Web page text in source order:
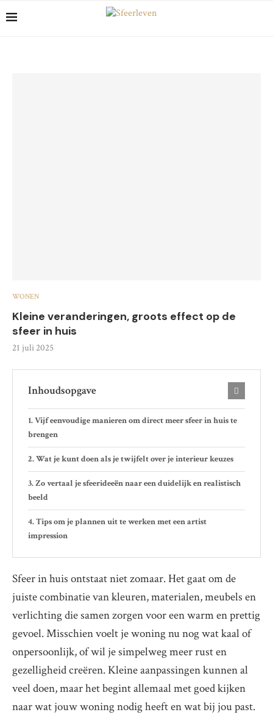
WONEN
Kleine veranderingen, groots effect op de
sfeer in huis
21 juli 2025
Inhoudsopgave
Vijf eenvoudige manieren om direct meer sfeer in huis te
brengen
Wat je kunt doen als je twijfelt over je interieur keuzes
Zo vertaal je sfeerideeën naar een duidelijk en realistisch
beeld
Tips om je plannen uit te werken met een artist
impression
Sfeer in huis ontstaat niet zomaar. Het gaat om de
juiste combinatie van kleuren, materialen, meubels en
verlichting die samen zorgen voor een warm en prettig
gevoel. Misschien voelt je woning nu nog wat kaal of
onpersoonlijk, of wil je simpelweg meer rust en
gezelligheid creëren. Kleine aanpassingen kunnen al
veel doen, maar het begint allemaal met goed kijken
naar wat jouw woning nodig heeft en wat bij jou past.